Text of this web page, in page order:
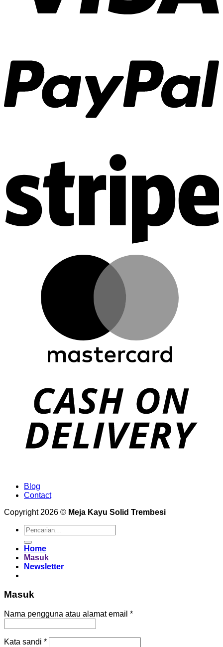
Blog
Contact
Copyright 2026 © Meja Kayu Solid Trembesi
Pencarian
untuk:
Home
Masuk
Newsletter
Masuk
Nama pengguna atau alamat email *Wajib
Kata sandi *Wajib